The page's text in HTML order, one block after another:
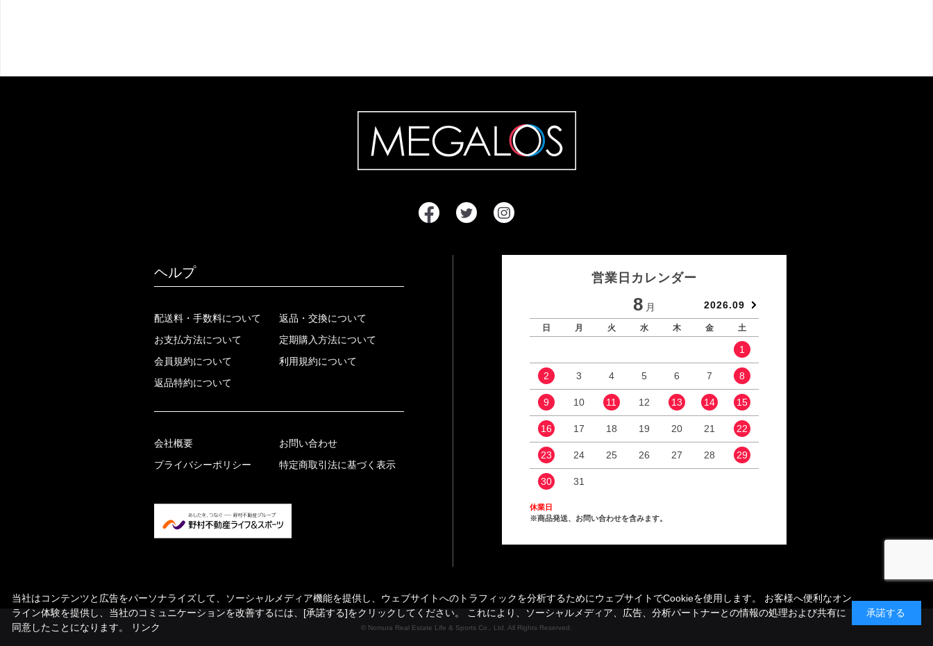
ヘルプ
配送料・手数料について
お支払方法について
会員規約について
返品特約について
返品・交換について
定期購入方法について
利用規約について
会社概要
プライバシーポリシー
お問い合わせ
特定商取引法に基づく表示
営業日カレンダー
8 月 2026.09
日 月 火 水 木 金 土
1
2 3 4 5 6 7 8
9 10 11 12 13 14 15
16 17 18 19 20 21 22
23 24 25 26 27 28 29
30 31
休業日
※商品発送、お問い合わせを含みます。
© Nomura Real Estate Life & Sports Co., Ltd. All Rights Reserved.
当社はコンテンツと広告をパーソナライズして、ソーシャルメディア機能を提供し、ウェブサイトへのトラフィックを分析するためにウェブサイトでCookieを使用します。 お客様へ便利なオン
ライン体験を提供し、当社のコミュニケーションを改善するには、[承諾する]をクリックしてください。 これにより、ソーシャルメディア、広告、分析パートナーとの情報の処理および共有に
同意したことになります。
リンク
承諾する